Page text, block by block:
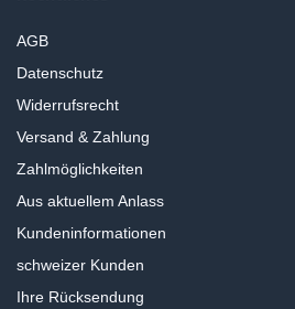
AGB
Datenschutz
Widerrufsrecht
Versand & Zahlung
Zahlmöglichkeiten
Aus aktuellem Anlass
Kundeninformationen
schweizer Kunden
Ihre Rücksendung